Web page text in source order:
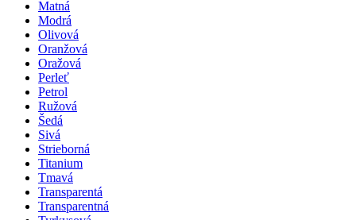
Matná
Modrá
Olivová
Oranžová
Oražová
Perleť
Petrol
Ružová
Šedá
Sivá
Strieborná
Titanium
Tmavá
Transparentá
Transparentná